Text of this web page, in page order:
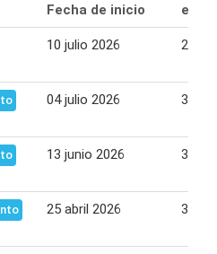
Fecha de inicio
10 julio 2026 29
04 julio 2026 31
13 junio 2026 30
25 abril 2026 31